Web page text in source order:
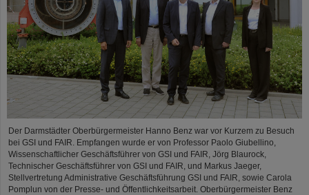
Der Darmstädter Oberbürgermeister Hanno Benz war vor Kurzem zu Besuch
bei GSI und FAIR. Empfangen wurde er von Professor Paolo Giubellino,
Wissenschaftlicher Geschäftsführer von GSI und FAIR, Jörg Blaurock,
Technischer Geschäftsführer von GSI und FAIR, und Markus Jaeger,
Stellvertretung Administrative Geschäftsführung GSI und FAIR, sowie Carola
Pomplun von der Presse- und Öffentlichkeitsarbeit. Oberbürgermeister Benz